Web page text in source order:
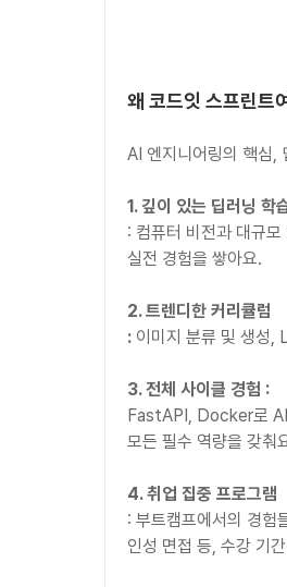
왜 코드잇 스프린트
AI 엔지니어링의 핵심,
1. 깊이 있는 딥러닝 학
: 컴퓨터 비전과 대규
실전 경험을 쌓아요.
2. 트렌디한 커리큘럼
: 이미지 분류 및 생성,
3. 전체 사이클 경험 :
FastAPI, Docker로 AI
모든 필수 역량을 갖춰
4. 취업 집중 프로그램
: 부트캠프에서의 경험
인성 면접 등, 수강 기